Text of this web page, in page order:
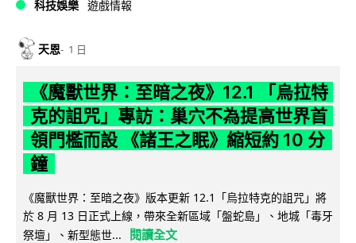
科技娛樂 遊戲情報
天恩 1 日
《魔獸世界：至暗之夜》12.1 「烏拉特
克的詛咒」專訪：巢穴不為提高世界首
領門檻而設 《諸王之眠》縮短約 10 分
鐘
《魔獸世界：至暗之夜》版本更新 12.1「烏拉特克的詛咒」將
於 8 月 13 日正式上線，帶來全新區域「盤蛇島」、地城「毒牙
祭壇」、新型態世...
閱讀全文